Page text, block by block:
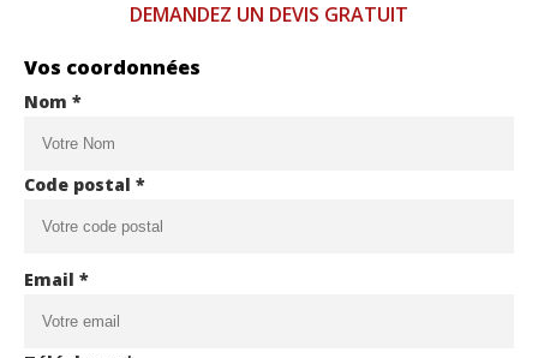
DEMANDEZ UN DEVIS GRATUIT
Vos coordonnées
Nom *
Code postal *
Email *